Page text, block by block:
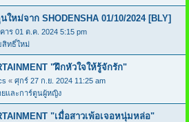
หม่จาก SHODENSHA 01/10/2024 [BLY]
าร 01 ต.ค. 2024 5:15 pm
สิทธิ์ใหม่
"ฝึกหัวใจให้รู้จักรัก"
« ศุกร์ 27 ก.ย. 2024 11:25 am
ยและการ์ตูนผู้หญิง
"เมื่อสาวเพ้อเจอหนุ่มหล่อ"